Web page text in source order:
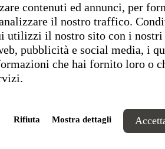
contenuti ed annunci, per
il nostro traffico.
utilizzi il nostro sito con i nostri
pubblicità e social media, i
che hai fornito loro o
Rifiuta Mostra dettagli